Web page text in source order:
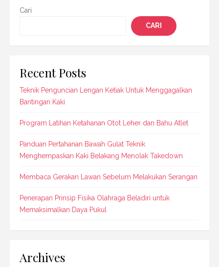
Cari
CARI
Recent Posts
Teknik Penguncian Lengan Ketiak Untuk Menggagalkan
Bantingan Kaki
Program Latihan Ketahanan Otot Leher dan Bahu Atlet
Panduan Pertahanan Bawah Gulat Teknik
Menghempaskan Kaki Belakang Menolak Takedown
Membaca Gerakan Lawan Sebelum Melakukan Serangan
Penerapan Prinsip Fisika Olahraga Beladiri untuk
Memaksimalkan Daya Pukul
Archives